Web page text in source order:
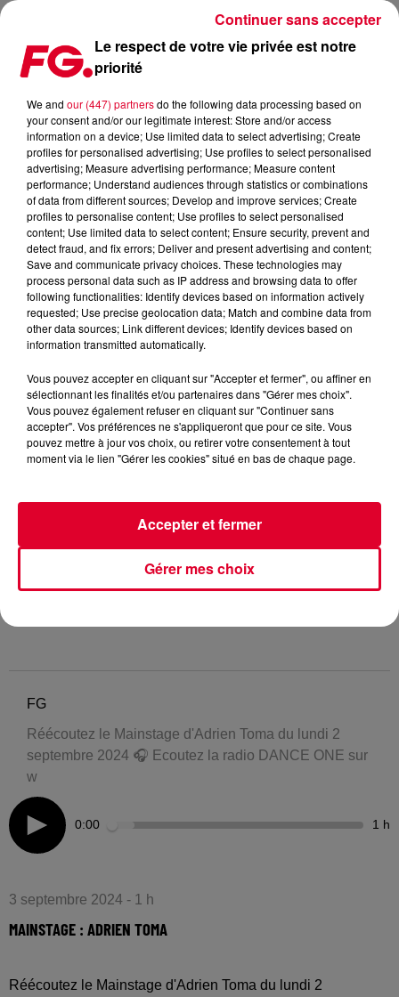
MAINSTAGE : ADRIEN TOMA
FG
Réécoutez le Mainstage d'Adrien Toma du lundi 2
septembre 2024 🎧 Ecoutez la radio DANCE ONE sur
w
0:00 1 h
3 septembre 2024 - 1 h
MAINSTAGE : ADRIEN TOMA
Réécoutez le Mainstage d'Adrien Toma du lundi 2
Le respect de votre vie privée est notre
priorité
We and our (447) partnersdo the following data processing based on
your consent and/or our legitimate interest: Store and/or access
information on a device; Use limited data to select advertising; Create
profiles for personalised advertising; Use profiles to select personalised
advertising; Measure advertising performance; Measure content
performance; Understand audiences through statistics or combinations
of data from different sources; Develop and improve services; Create
profiles to personalise content; Use profiles to select personalised
content; Use limited data to select content; Ensure security, prevent and
detect fraud, and fix errors; Deliver and present advertising and content;
Save and communicate privacy choices. These technologies may
process personal data such as IP address and browsing data to offer
following functionalities: Identify devices based on information actively
requested; Use precise geolocation data; Match and combine data from
other data sources; Link different devices; Identify devices based on
information transmitted automatically.
Vous pouvez accepter en cliquant sur "Accepter et fermer", ou affiner en
sélectionnant les finalités et/ou partenaires dans "Gérer mes choix".
Vous pouvez également refuser en cliquant sur "Continuer sans
accepter". Vos préférences ne s'appliqueront que pour ce site. Vous
pouvez mettre à jour vos choix, ou retirer votre consentement à tout
moment via le lien "Gérer les cookies" situé en bas de chaque page.
Gérer mes choix
Accepter et fermer
Continuer sans accepter